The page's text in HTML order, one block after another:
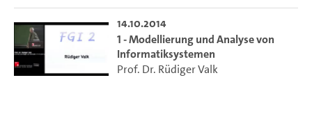
14.10.2014
1 - Modellierung und Analyse von
Informatiksystemen
Prof. Dr. Rüdiger Valk